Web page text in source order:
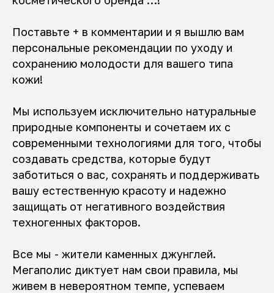
Поставьте + в комментарии и я вышлю вам
персональные рекомендации по уходу и
сохранению молодости для вашего типа
кожи!
Мы используем исключительно натуральные
природные компоненты и сочетаем их с
современными технологиями для того, чтобы
создавать средства, которые будут
заботиться о вас, сохранять и поддерживать
вашу естественную красоту и надежно
защищать от негативного воздействия
техногенных факторов.
Все мы - жители каменных джунглей.
Мегаполис диктует нам свои правила, мы
живем в невероятном темпе, успеваем